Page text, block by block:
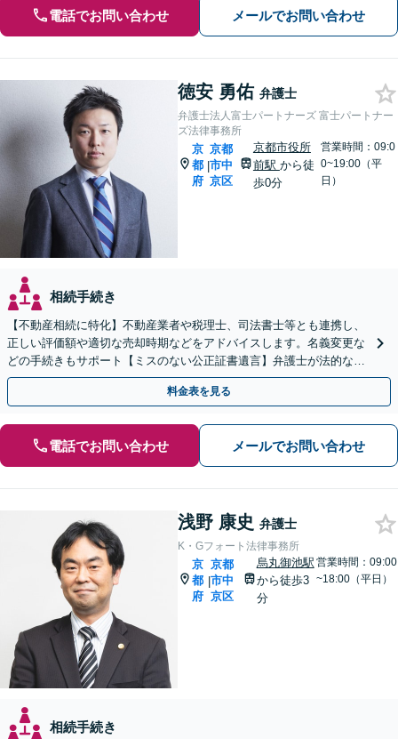
電話でお問い合わせ メールでお問い合わせ
徳安 勇佑 弁護士
弁護士法人富士パートナーズ 富士パートナー
ズ法律事務所
京
都
府
|
京都
市中
京区
京都市役所
前駅 から徒
歩0分
営業時間：09:0
0~19:00（平
日）
相続手続き
【不動産相続に特化】不動産業者や税理士、司法書士等とも連携し、
正しい評価額や適切な売却時期などをアドバイスします。名義変更な
どの手続きもサポート【ミスのない公正証書遺言】弁護士が法的な観
点から遺言書を作成します。
料金表を見る
電話でお問い合わせ メールでお問い合わせ
浅野 康史 弁護士
K・Gフォート法律事務所
京
都
府
|
京都
市中
京区
烏丸御池駅
から徒歩3
分
営業時間：09:00
~18:00（平日）
相続手続き